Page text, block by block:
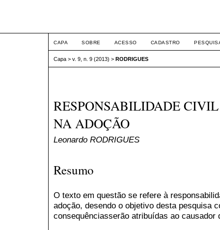
CAPA SOBRE ACESSO CADASTRO
Capa > v. 9, n. 9 (2013) > RODRIGUES
RESPONSABILIDADE
NA ADOÇÃO
Leonardo RODRIGUES
Resumo
O texto em questão se refere à
adoção, desendo o objetivo desta pesquisa
consequênciasserão atribuídas ao causador